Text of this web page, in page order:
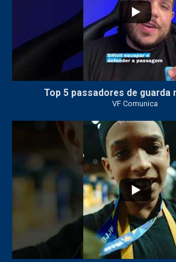
Top 5 passadores de guarda
VF Comunica